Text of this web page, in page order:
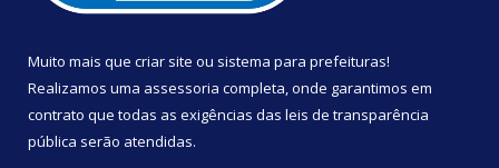
Muito mais que criar site ou sistema para prefeituras!
Realizamos uma assessoria completa, onde garantimos em
contrato que todas as exigências das leis de transparência
pública serão atendidas.